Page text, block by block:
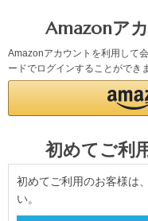
Amazonア
Amazonアカウントを利用して
ードでログインすることができ
初めてご利
初めてご利用のお客様は
い。